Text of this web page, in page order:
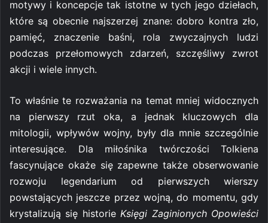
motywy i koncepcje tak istotne w tych jego dziełach,
które są obecnie najszerzej znane: dobro kontra zło,
pamięć, znaczenie baśni, rola zwyczajnych ludzi
podczas przełomowych zdarzeń, szczęśliwy zwrot
akcji i wiele innych.
To właśnie te rozważania na temat mniej widocznych
na pierwszy rzut oka, a jednak kluczowych dla
mitologii, wpływów wojny, były dla mnie szczególnie
interesujące. Dla miłośnika twórczości Tolkiena
fascynujące okaże się zapewne także obserwowanie
rozwoju legendarium od pierwszych wierszy
powstających jeszcze przez wojną, do momentu, gdy
krystalizują się historieKsięgi Zaginionych Opowieści